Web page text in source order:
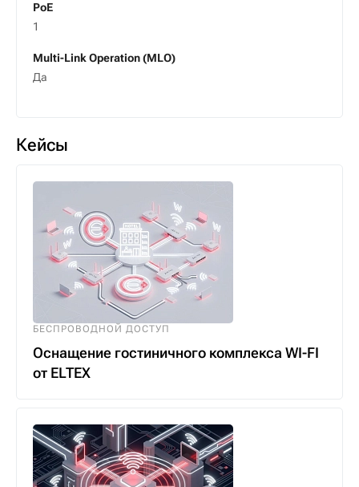
PoE
1
Multi-Link Operation (MLO)
Да
Кейсы
БЕСПРОВОДНОЙ ДОСТУП
Оснащение гостиничного комплекса WI-FI
от ELTEX